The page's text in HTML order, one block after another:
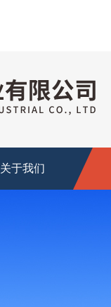
关于我们